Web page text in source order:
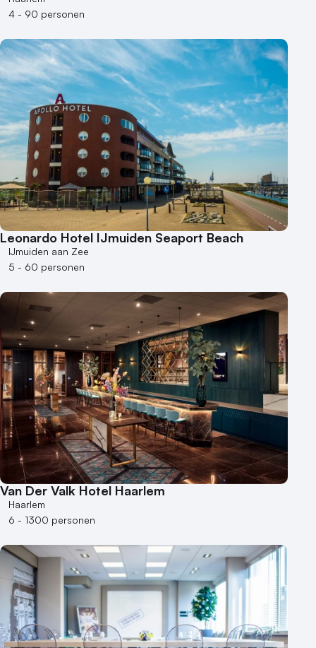
4 - 90 personen
Leonardo Hotel IJmuiden Seaport Beach
IJmuiden aan Zee
5 - 60 personen
Van Der Valk Hotel Haarlem
Haarlem
6 - 1300 personen